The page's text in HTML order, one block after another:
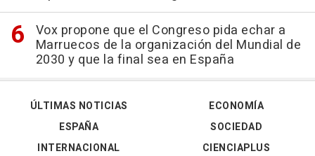
Vox propone que el Congreso pida echar a
Marruecos de la organización del Mundial de
2030 y que la final sea en España
ÚLTIMAS NOTICIAS
ESPAÑA
INTERNACIONAL
ECONOMÍA
SOCIEDAD
CIENCIAPLUS